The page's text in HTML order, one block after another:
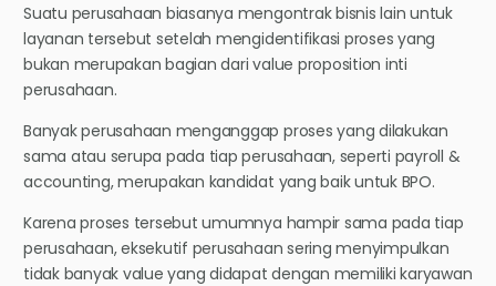
Suatu perusahaan biasanya mengontrak bisnis lain untuk
layanan tersebut setelah mengidentifikasi proses yang
bukan merupakan bagian dari value proposition inti
perusahaan.
Banyak perusahaan menganggap proses yang dilakukan
sama atau serupa pada tiap perusahaan, seperti payroll &
accounting, merupakan kandidat yang baik untuk BPO.
Karena proses tersebut umumnya hampir sama pada tiap
perusahaan, eksekutif perusahaan sering menyimpulkan
tidak banyak value yang didapat dengan memiliki karyawan